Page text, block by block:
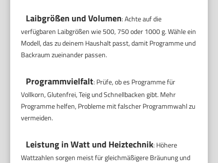
Laibgrößen und Volumen: Achte auf die
verfügbaren Laibgrößen wie 500, 750 oder 1000 g. Wähle ein
Modell, das zu deinem Haushalt passt, damit Programme und
Backraum zueinander passen.
Programmvielfalt: Prüfe, ob es Programme für
Vollkorn, Glutenfrei, Teig und Schnellbacken gibt. Mehr
Programme helfen, Probleme mit falscher Programmwahl zu
vermeiden.
Leistung in Watt und Heiztechnik: Höhere
Wattzahlen sorgen meist für gleichmäßigere Bräunung und